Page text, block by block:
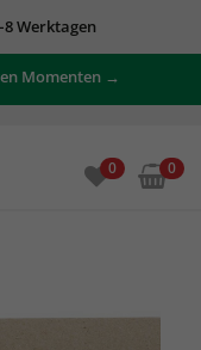
Werktagen
Momenten →
0 0